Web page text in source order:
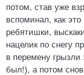
потом, став уже
вспоминал, как
ребятишки,
нацелик по снегу
в перемену
был!), а потом